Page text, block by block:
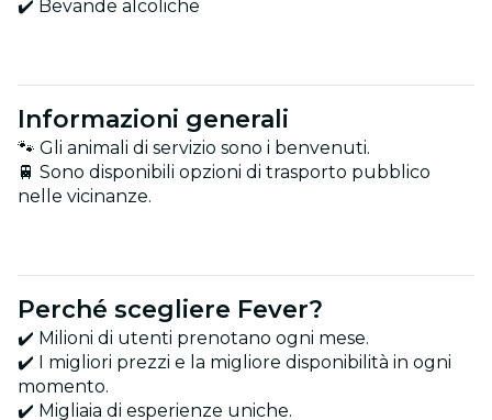
✔️ Bevande alcoliche
Informazioni generali
🐾 Gli animali di servizio sono i benvenuti.
🚆 Sono disponibili opzioni di trasporto pubblico
nelle vicinanze.
Perché scegliere Fever?
✔️ Milioni di utenti prenotano ogni mese.
✔️ I migliori prezzi e la migliore disponibilità in ogni
momento.
✔️ Migliaia di esperienze uniche.